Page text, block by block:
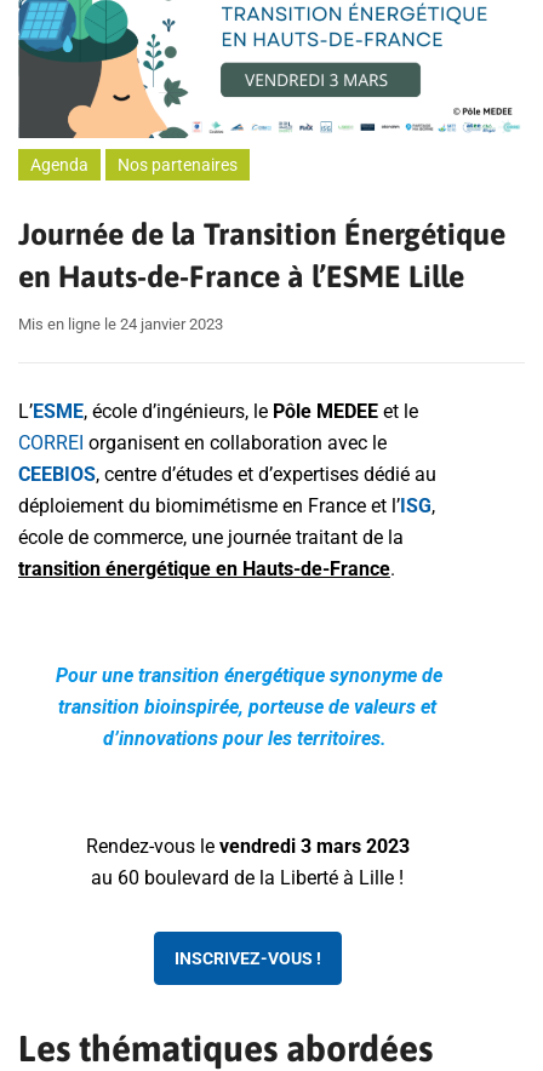
Agenda Nos partenaires
Journée de la Transition Énergétique
en Hauts-de-France à l’ESME Lille
Mis en ligne le 24 janvier 2023
L’ESME, école d’ingénieurs, le Pôle MEDEE et le
CORREI organisent en collaboration avec le
CEEBIOS, centre d’études et d’expertises dédié au
déploiement du biomimétisme en France et l’ISG,
école de commerce, une journée traitant de la
transition énergétique en Hauts-de-France.
Pour une transition énergétique synonyme de
transition bioinspirée, porteuse de valeurs et
d’innovations pour les territoires.
Rendez-vous le vendredi 3 mars 2023
au 60 boulevard de la Liberté à Lille !
INSCRIVEZ-VOUS !
Les thématiques abordées